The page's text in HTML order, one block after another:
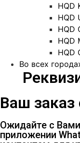
HQD
HQD
HQD
HQD
HQD
Во всех
Ваш
Ожидайте с
приложении